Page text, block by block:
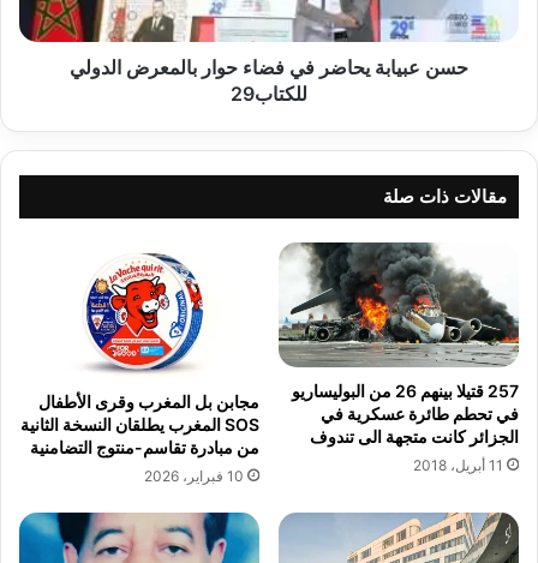
الدولي
للكتاب29
حسن عبيابة يحاضر في فضاء حوار بالمعرض الدولي
للكتاب29
مقالات ذات صلة
257 قتيلا بينهم 26 من البوليساريو
في تحطم طائرة عسكرية في
الجزائر كانت متجهة الى تندوف
11 أبريل، 2018
مجابن بل المغرب وقرى الأطفال
SOS المغرب يطلقان النسخة الثانية
من مبادرة تقاسم-منتوج التضامنية
10 فبراير، 2026